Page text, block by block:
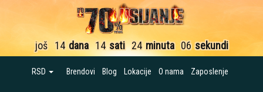
još 14 dana 14 sati 24 minuta 06 sekundi
RSD Brendovi Blog Lokacije O nama Zaposlenje